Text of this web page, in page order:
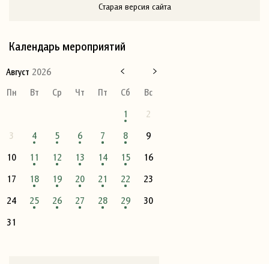
Старая версия сайта
Календарь мероприятий
Август 2026
Пн
Вт Ср Чт Пт Сб
Вс
1
2
3
4 5 6 7 8
9
10
11 12 13 14 15
16
17
18 19 20 21 22
23
24
25 26 27 28 29
30
31